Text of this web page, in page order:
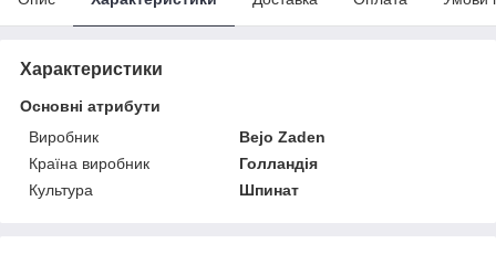
Характеристики
Основні атрибути
Виробник
Bejo Zaden
Країна виробник
Голландія
Культура
Шпинат